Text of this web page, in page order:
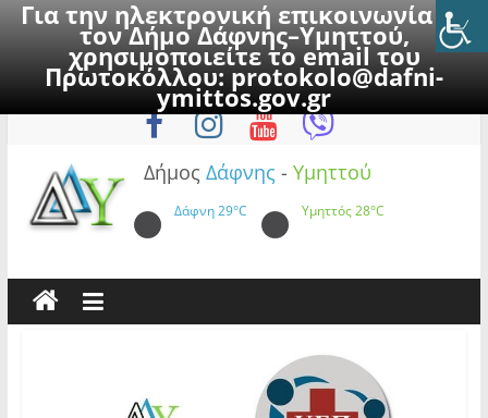
Για την ηλεκτρονική επικοινωνία με
τον Δήμο Δάφνης–Υμηττού,
χρησιμοποιείτε το email του
Πρωτοκόλλου:protokolo@dafni-
ymittos.gov.gr
to
Παρασκευή, 7 Αυγούστου 2026
Δήμος Δάφνης - Υμηττού
Δάφνη29°C Υμηττός28°C